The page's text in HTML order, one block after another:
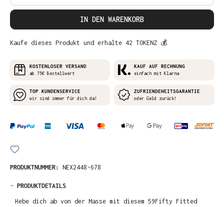
IN DEN WARENKORB
Kaufe dieses Produkt und erhalte 42 TOKENZ 💰
KOSTENLOSER VERSAND
ab 75€ Bestellwert
KAUF AUF RECHNUNG
einfach mit Klarna
TOP KUNDENSERVICE
wir sind immer für dich da!
ZUFRIENDEHEITSGARANTIE
oder Geld zurück!
PRODUKTNUMMER: NEX2448-678
- PRODUKTDETAILS
Hebe dich ab von der Masse mit diesem 59Fifty Fitted